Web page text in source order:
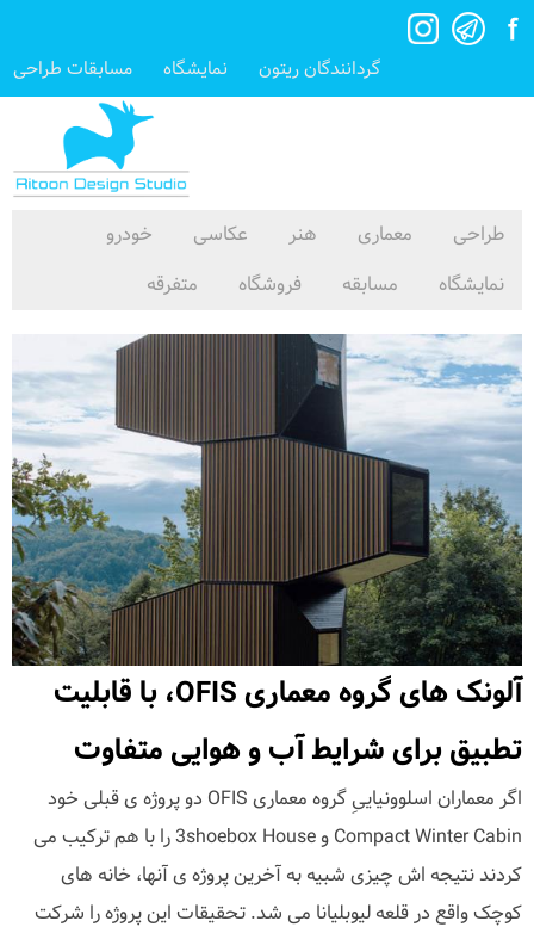
گردانندگان ریتون نمایشگاه مسابقات طراحی
طراحی معماری هنر عکاسی
خودرو
نمایشگاه
مسابقه فروشگاه متفرقه
آلونک های گروه معماری OFIS، با قابلیت
تطبیق برای شرایط آب و هوایی متفاوت
اگر معماران اسلوونیاییِ گروه معماری OFIS دو پروژه ی قبلی خود
Compact Winter Cabin و 3shoebox House را با هم ترکیب می
کردند نتیجه اش چیزی شبیه به آخرین پروژه ی آنها، خانه های
کوچک واقع در قلعه لیوبلیانا می شد. تحقیقات این پروژه را شرکت